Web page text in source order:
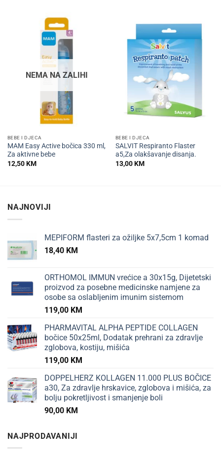
NEMA NA ZALIHI
BEBE I DJECA
MAM Easy Active bočica 330 ml,
Za aktivne bebe
12,50KM
BEBE I DJECA
SALVIT Respiranto Flaster
a5,Za olakšavanje disanja.
13,00KM
NAJNOVIJI
MEPIFORM flasteri za ožiljke 5x7,5cm 1 komad
18,40 KM
ORTHOMOL IMMUN vrećice a 30x15g, Dijetetski
proizvod za posebne medicinske namjene za
osobe sa oslabljenim imunim sistemom
119,00 KM
PHARMAVITAL ALPHA PEPTIDE COLLAGEN
bočice 50x25ml, Dodatak prehrani za zdravlje
zglobova, kostiju, mišića
119,00 KM
DOPPELHERZ KOLLAGEN 11.000 PLUS BOČICE
a30, Za zdravlje hrskavice, zglobova i mišića, za
bolju pokretljivost i smanjenje boli
90,00 KM
NAJPRODAVANIJI